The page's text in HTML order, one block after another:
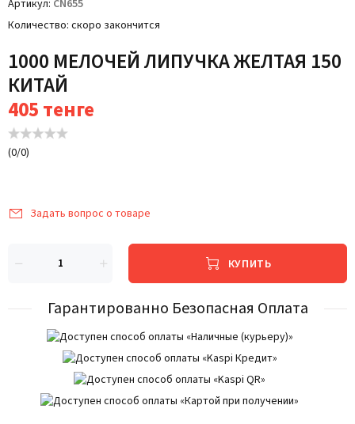
Артикул CN655
Количество скоро закончится
1000 МЕЛОЧЕЙ ЛИПУЧКА ЖЕЛТАЯ 150
КИТАЙ
405тенге
(0/0)
Задать вопрос о товаре
КУПИТЬ
Гарантированно Безопасная Оплата